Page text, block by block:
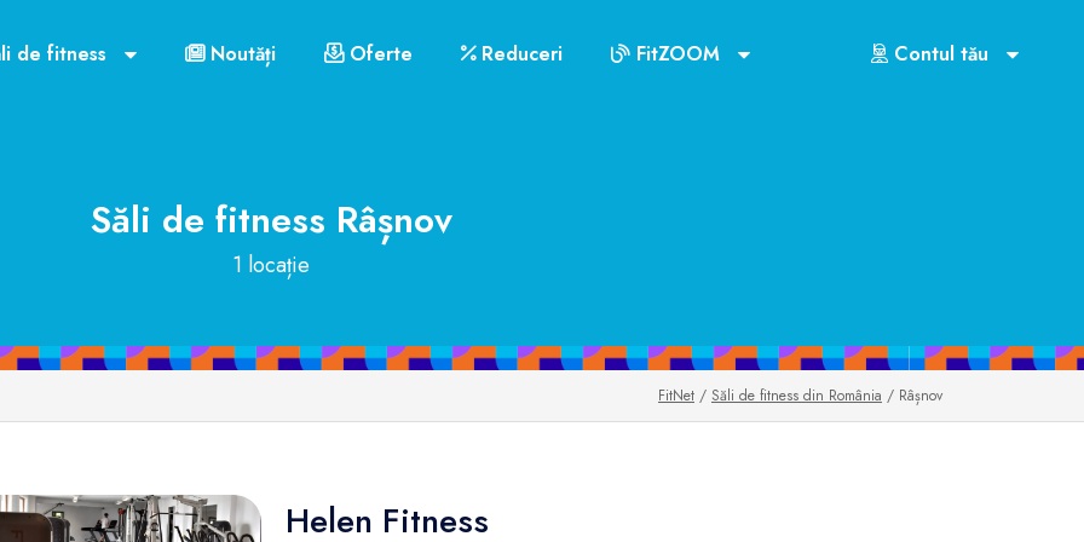
de fitness Noutăți Oferte Reduceri FitZOOM Contul tău
Săli de fitness Râșnov
1 locație
FitNet / Săli de fitness din România / Râșnov
Helen Fitness